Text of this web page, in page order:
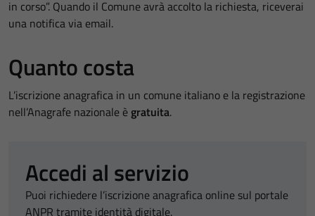
in corso”. Quando il Comune avrà accolto la richiesta, riceverai
una notifica via email.
Quanto costa
L’iscrizione anagrafica in un comune italiano e la registrazione
nell’Anagrafe nazionale è gratuita.
Accedi al servizio
Puoi richiedere l’iscrizione anagrafica online sul portale
ANPR tramite identità digitale.